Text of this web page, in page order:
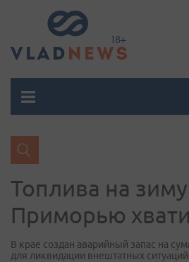
Топлива на зиму
Приморью
В крае создан аварийный запас на
для ликвидации внештатных ситуаций